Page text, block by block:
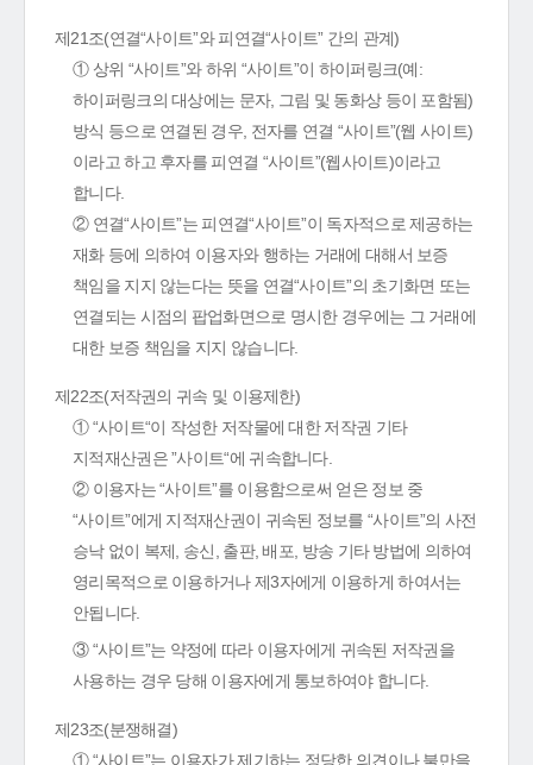
제21조(연결“사이트”와 피연결“사이트” 간의 관계)
① 상위 “사이트”와 하위 “사이트”이 하이퍼링크(예:
하이퍼링크의 대상에는 문자, 그림 및 동화상 등이 포함됨)
방식 등으로 연결된 경우, 전자를 연결 “사이트”(웹 사이트)
이라고 하고 후자를 피연결 “사이트”(웹사이트)이라고
합니다.
② 연결“사이트”는 피연결“사이트”이 독자적으로 제공하는
재화 등에 의하여 이용자와 행하는 거래에 대해서 보증
책임을 지지 않는다는 뜻을 연결“사이트”의 초기화면 또는
연결되는 시점의 팝업화면으로 명시한 경우에는 그 거래에
대한 보증 책임을 지지 않습니다.
제22조(저작권의 귀속 및 이용제한)
① “사이트“이 작성한 저작물에 대한 저작권 기타
지적재산권은 ”사이트“에 귀속합니다.
② 이용자는 “사이트”를 이용함으로써 얻은 정보 중
“사이트”에게 지적재산권이 귀속된 정보를 “사이트”의 사전
승낙 없이 복제, 송신, 출판, 배포, 방송 기타 방법에 의하여
영리목적으로 이용하거나 제3자에게 이용하게 하여서는
안됩니다.
③ “사이트”는 약정에 따라 이용자에게 귀속된 저작권을
사용하는 경우 당해 이용자에게 통보하여야 합니다.
제23조(분쟁해결)
① “사이트”는 이용자가 제기하는 정당한 의견이나 불만을